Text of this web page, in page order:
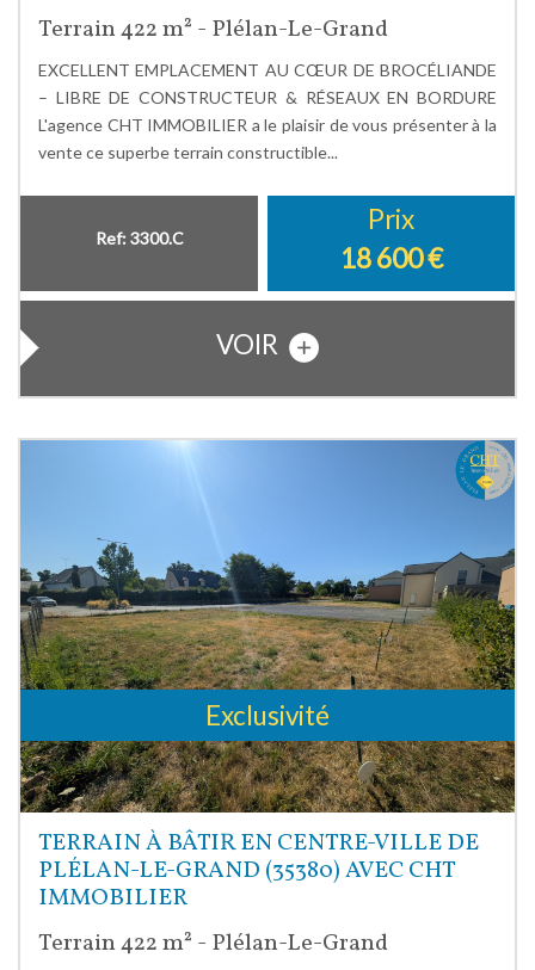
Terrain 422 m² - Plélan-Le-Grand
EXCELLENT EMPLACEMENT AU CŒUR DE BROCÉLIANDE
– LIBRE DE CONSTRUCTEUR & RÉSEAUX EN BORDURE
L'agence CHT IMMOBILIER a le plaisir de vous présenter à la
vente ce superbe terrain constructible...
Ref: 3300.C
Prix
18 600€
VOIR
Exclusivité
TERRAIN À BÂTIR EN CENTRE-VILLE DE
PLÉLAN-LE-GRAND (35380) AVEC CHT
IMMOBILIER
Terrain 422 m² - Plélan-Le-Grand